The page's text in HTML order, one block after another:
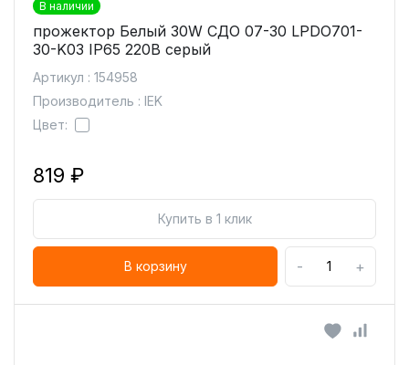
В наличии
прожектор Белый 30W СДО 07-30 LPDO701-
30-K03 IP65 220В серый
Артикул : 154958
Производитель : IEK
Цвет:
819 ₽
Купить в 1 клик
В корзину - +